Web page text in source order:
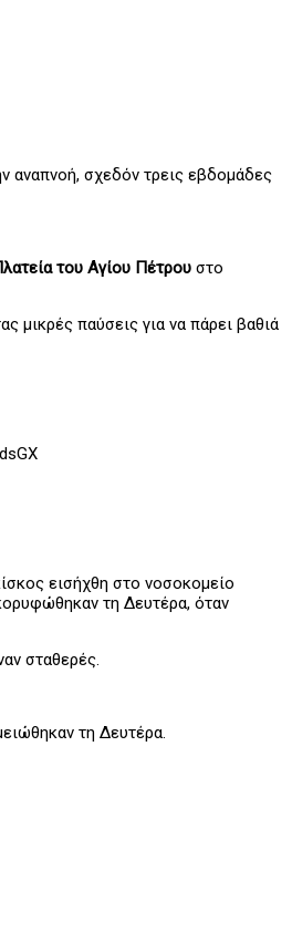
αναπνοή, σχεδόν τρεις εβδομάδες
του Αγίου Πέτρου στο
μικρές παύσεις για να πάρει βαθιά
εισήχθη στο νοσοκομείο
τη Δευτέρα, όταν
σταθερές.
τη Δευτέρα.